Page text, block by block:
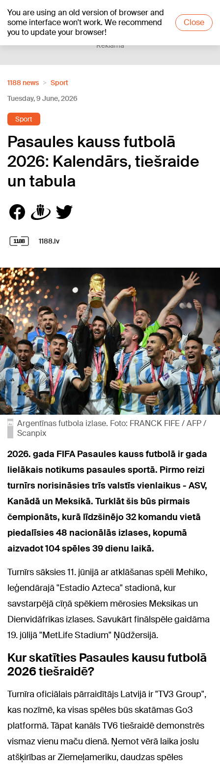
You are using an old version of browser and
some interface won't work. We recommend
you to update your browser!
Close
+21°C
Reklāma
1188 news
Sport
Tuesday, 9 June, 2026
Sport
Pasaules kauss futbolā
2026: Kalendārs, tiešraide
un tabula
1188.lv
Argentīnas futbola izlase. Foto: FRANCK FIFE / AFP /
Scanpix
2026. gada FIFA Pasaules kauss futbolā ir gada
lielākais notikums pasaules sportā. Pirmo reizi
turnīrs norisināsies trīs valstīs vienlaikus - ASV,
Kanādā un Meksikā. Turklāt šis būs pirmais
čempionāts, kurā līdzšinējo 32 komandu vietā
piedalīsies 48 nacionālās izlases, kopumā
aizvadot 104 spēles 39 dienu laikā.
Turnīrs sāksies 11. jūnijā ar atklāšanas spēli Mehiko,
leģendārajā "Estadio Azteca" stadionā, kur
savstarpējā cīņā spēkiem mērosies Meksikas un
Dienvidāfrikas izlases. Savukārt finālspēle gaidāma
19. jūlijā "MetLife Stadium" Ņūdžersijā.
Kur skatīties Pasaules kausu futbolā
2026 tiešraidē?
Turnīra oficiālais pārraidītājs Latvijā ir "TV3 Group",
kas nozīmē, ka visas spēles būs skatāmas Go3
platformā. Tāpat kanāls TV6tiešraidē demonstrēs
vismaz vienu maču dienā. Ņemot vērā laika joslu
atšķirības ar Ziemeļameriku, daudzas spēles